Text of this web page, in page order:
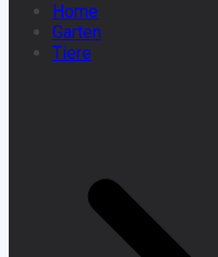
Home
Garten
Tiere